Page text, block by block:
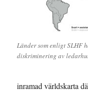
Länder som enligt SLHF
diskriminering av
inramad världskarta